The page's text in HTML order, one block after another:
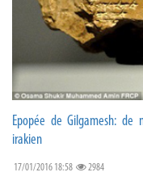
Epopée de Gilgamesh: de
irakien
17/01/2016 18:58 2984